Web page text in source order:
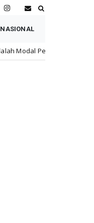
NASIONAL
honda